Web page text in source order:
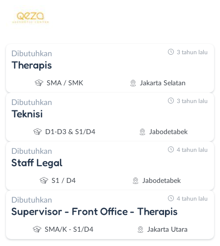
Dibutuhkan
Therapis
SMA / SMK Jakarta Selatan
3 tahun lalu
Dibutuhkan
Teknisi
D1-D3 & S1/D4 Jabodetabek
3 tahun lalu
Dibutuhkan
Staff Legal
S1 / D4 Jabodetabek
4 tahun lalu
Dibutuhkan
Supervisor - Front Office - Therapis
SMA/K - S1/D4 Jakarta Utara
4 tahun lalu